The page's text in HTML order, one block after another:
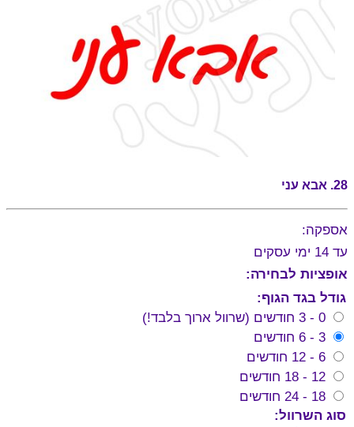
28. אבא עני
אספקה:
עד 14 ימי עסקים
אופציות לבחירה:
גודל בגד הגוף:
0 - 3 חודשים (שרוול ארוך בלבד!)
3 - 6 חודשים
6 - 12 חודשים
12 - 18 חודשים
18 - 24 חודשים
סוג השרוול: